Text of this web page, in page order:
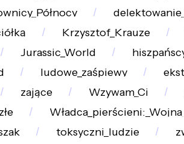
Krzysztof_Krauze
Jurassic_World
ludowe_zaśpiewy
zające Wzywam_Ci
złe
toksyczni_ludzie